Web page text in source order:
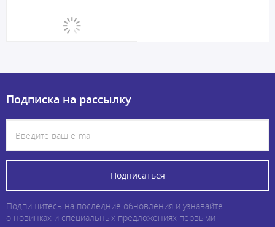
Подписка на рассылку
Подписаться
Подпишитесь на последние обновления и узнавайте
о новинках и специальных предложениях первыми